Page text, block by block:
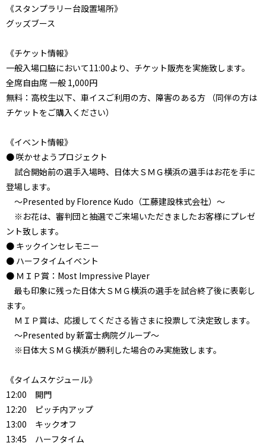
《スタンプラリー台設置場所》
グッズブース
《チケット情報》
一般入場口脇において11:00より、チケット販売を実施致します。
全席自由席 一般 1,000円
無料：高校生以下、車イスご利用の方、障害のある方 （同伴の方は
チケットをご購入ください）
《イベント情報》
● 咲かせようプロジェクト
試合開始前の選手入場時、日体大ＳＭＧ横浜の選手はお花を手に
登場します。
～Presented by Florence Kudo（工藤建設株式会社）～
※お花は、審判団と抽選でご来場いただきましたお客様にプレゼ
ント致します。
● キックインセレモニー
● ハーフタイムイベント
● ＭＩＰ賞：Most Impressive Player
最も印象に残った日体大ＳＭＧ横浜の選手を試合終了後に表彰し
ます。
ＭＩＰ賞は、応援してくださる皆さまに投票して決定致します。
～Presented by 新富士病院グループ～
※日体大ＳＭＧ横浜が勝利した場合のみ実施致します。
《タイムスケジュール》
12:00 開門
12:20 ピッチ内アップ
13:00 キックオフ
13:45 ハーフタイム